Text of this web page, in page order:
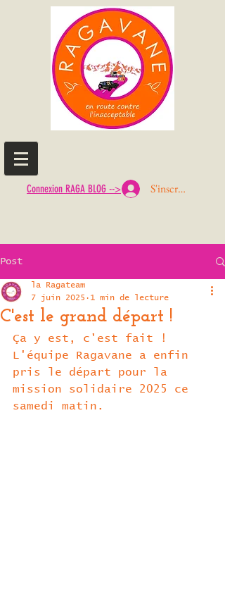
Connexion RAGA BLOG --> S'inscrire ou Se
Post
C'est le grand départ !
la Ragateam
7 juin 2025
1 min de lecture
Ça y est, c'est fait !
L'équipe Ragavane a enfin
pris le départ pour la
mission solidaire 2025 ce
samedi matin.